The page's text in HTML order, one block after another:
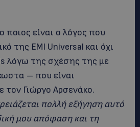
ποιος είναι ο λόγος που
της EMI Universal και όχι
λόγω της σχέσης της με
– που είναι
τον Γιώργο Αρσενάκο.
πολλή εξήγηση αυτό
μου απόφαση και τη